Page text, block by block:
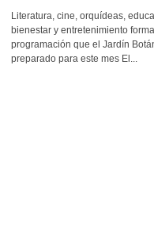
Literatura, cine, orquídeas,
bienestar y entretenimiento
programación que el Jardín
preparado para este mes El...